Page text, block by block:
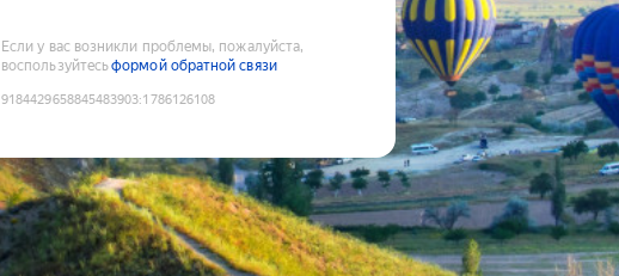
Если у вас возникли проблемы, пожалуйста,
воспользуйтесьформой обратной связи
9184429658845483903:1786126108